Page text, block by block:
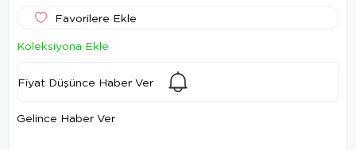
Favorilere Ekle
Koleksiyona Ekle
Fiyat Düşünce Haber Ver
Gelince Haber Ver